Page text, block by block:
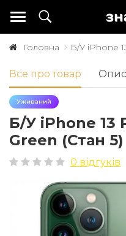
Головна Б/У iPhone
Все про товар Опис
Уживаний
Б/У iPhone 13
Green (Стан 5)
0 відгуків